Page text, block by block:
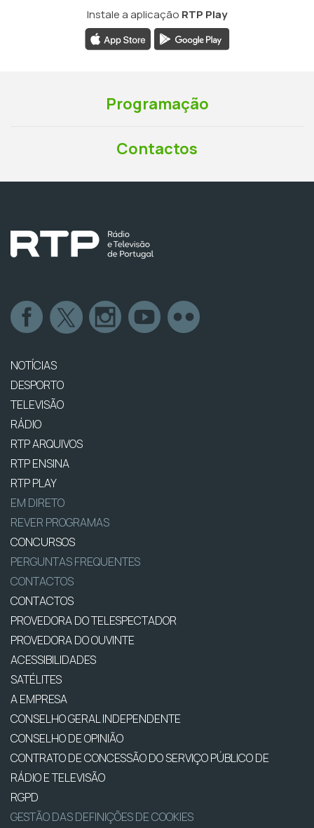
Instale a aplicação RTP Play
Programação
Contactos
NOTÍCIAS
DESPORTO
TELEVISÃO
RÁDIO
RTP ARQUIVOS
RTP ENSINA
RTP PLAY
EM DIRETO
REVER PROGRAMAS
CONCURSOS
PERGUNTAS FREQUENTES
CONTACTOS
CONTACTOS
PROVEDORA DO TELESPECTADOR
PROVEDORA DO OUVINTE
ACESSIBILIDADES
SATÉLITES
A EMPRESA
CONSELHO GERAL INDEPENDENTE
CONSELHO DE OPINIÃO
CONTRATO DE CONCESSÃO DO SERVIÇO PÚBLICO DE
RÁDIO E TELEVISÃO
RGPD
GESTÃO DAS DEFINIÇÕES DE COOKIES